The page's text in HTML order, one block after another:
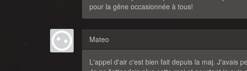
pour la gêne occasionnée à tous!
Mateo
L'appel d'air c'est bien fait depuis la maj. J'avais